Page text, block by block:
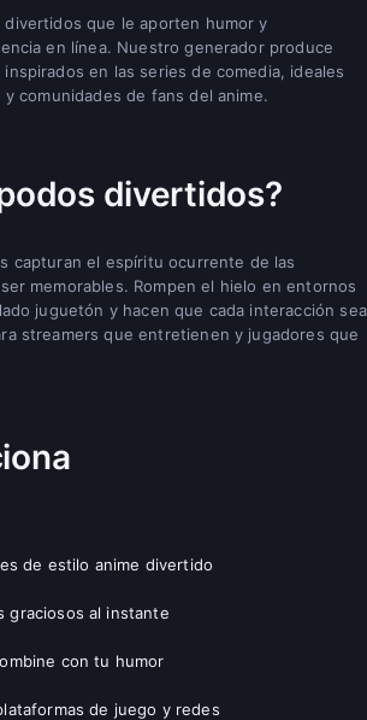
divertidos que le aporten humor y
en línea. Nuestro generador produce
en las series de comedia, ideales
y comunidades de fans del anime.
divertidos?
capturan el espíritu ocurrente de las
memorables. Rompen el hielo en entornos
juguetón y hacen que cada interacción sea
streamers que entretienen y jugadores que
de estilo anime divertido
graciosos al instante
con tu humor
de juego y redes